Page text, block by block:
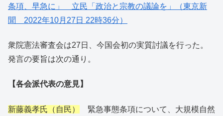
条項、早急に」 立民「政治と宗教の議論を」（東京新
聞 2022年10月27日 22時36分）
衆院憲法審査会は27日、今国会初の実質討議を行った。
発言の要旨は次の通り。
【各会派代表の意見】
新藤義孝氏（自民） 緊急事態条項について、大規模自然